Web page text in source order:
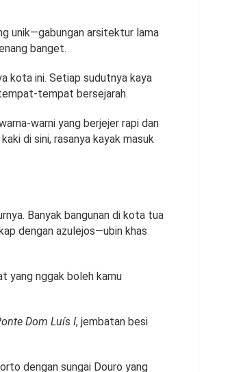
unik—gabungan arsitektur lama
banget.
kota ini. Setiap sudutnya kaya
tempat bersejarah.
warni yang berjejer rapi dan
di sini, rasanya kayak masuk
Banyak bangunan di kota tua
dengan azulejos—ubin khas
yang nggak boleh kamu
Dom Luís I, jembatan besi
dengan sungai Douro yang